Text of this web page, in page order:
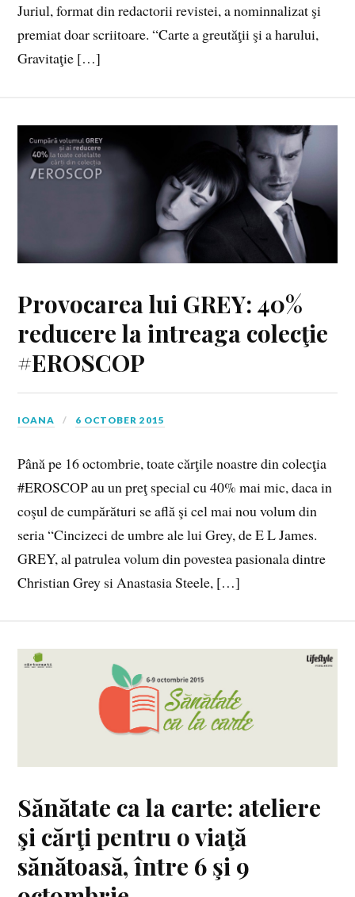
Juriul, format din redactorii revistei, a nominnalizat şi
premiat doar scriitoare. “Carte a greutăţii şi a harului,
Gravitaţie […]
Provocarea lui GREY: 40%
reducere la intreaga colecţie
#EROSCOP
IOANA 6 OCTOBER 2015
Până pe 16 octombrie, toate cărţile noastre din colecţia
#EROSCOP au un preţ special cu 40% mai mic, daca in
coşul de cumpărături se află şi cel mai nou volum din
seria “Cincizeci de umbre ale lui Grey, de E L James.
GREY, al patrulea volum din povestea pasionala dintre
Christian Grey si Anastasia Steele, […]
Sănătate ca la carte: ateliere
şi cărţi pentru o viaţă
sănătoasă, între 6 şi 9